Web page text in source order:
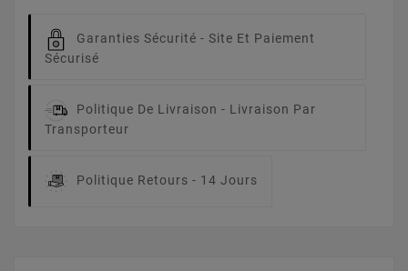
Garanties Sécurité - Site Et Paiement
Sécurisé
Politique De Livraison - Livraison Par
Transporteur
Politique Retours - 14 Jours